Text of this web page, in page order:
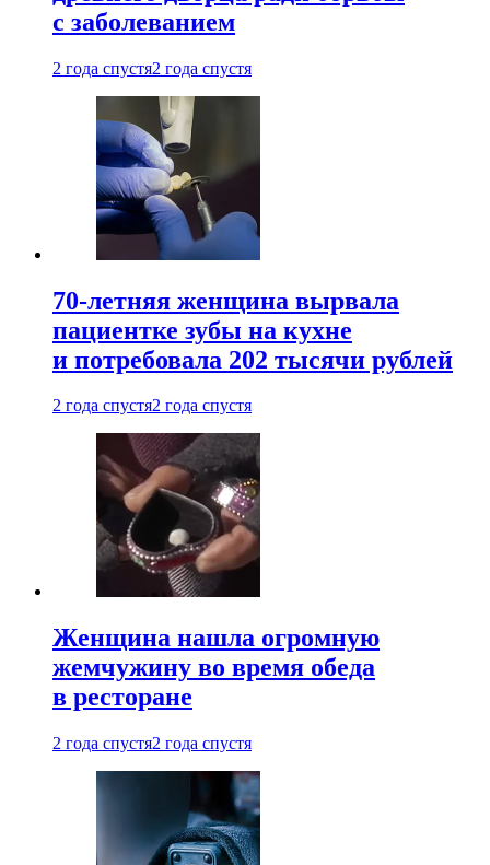
с заболеванием
2 года спустя2 года спустя
70-летняя женщина вырвала
пациентке зубы на кухне
и потребовала 202 тысячи рублей
2 года спустя2 года спустя
Женщина нашла огромную
жемчужину во время обеда
в ресторане
2 года спустя2 года спустя